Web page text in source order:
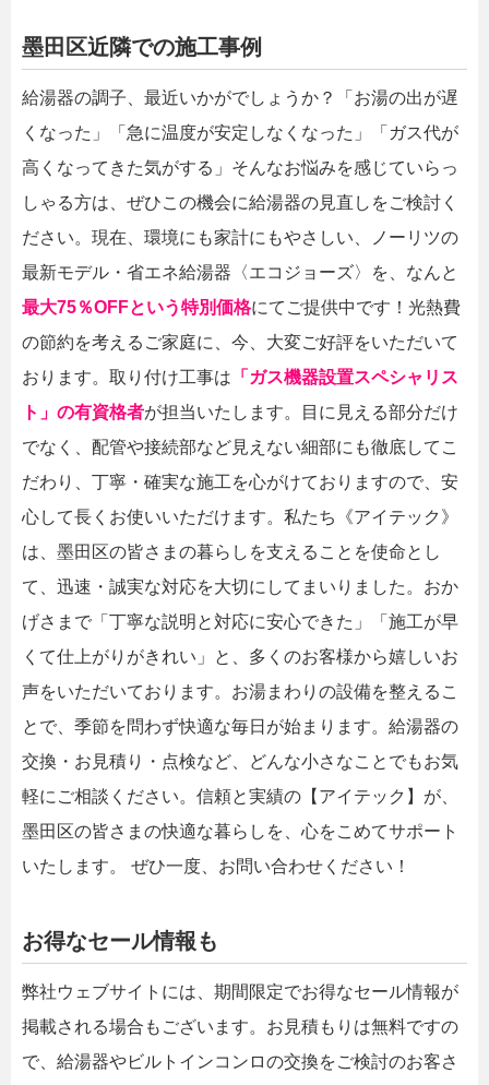
墨田区近隣での施工事例
給湯器の調子、最近いかがでしょうか？「お湯の出が遅
くなった」「急に温度が安定しなくなった」「ガス代が
高くなってきた気がする」そんなお悩みを感じていらっ
しゃる方は、ぜひこの機会に給湯器の見直しをご検討く
ださい。現在、環境にも家計にもやさしい、ノーリツの
最新モデル・省エネ給湯器〈エコジョーズ〉を、なんと
最大75％OFFという特別価格にてご提供中です！光熱費
の節約を考えるご家庭に、今、大変ご好評をいただいて
おります。取り付け工事は 「ガス機器設置スペシャリス
ト」の有資格者が担当いたします。目に見える部分だけ
でなく、配管や接続部など見えない細部にも徹底してこ
だわり、丁寧・確実な施工を心がけておりますので、安
心して長くお使いいただけます。私たち《アイテック》
は、墨田区の皆さまの暮らしを支えることを使命とし
て、迅速・誠実な対応を大切にしてまいりました。おか
げさまで「丁寧な説明と対応に安心できた」「施工が早
くて仕上がりがきれい」と、多くのお客様から嬉しいお
声をいただいております。お湯まわりの設備を整えるこ
とで、季節を問わず快適な毎日が始まります。給湯器の
交換・お見積り・点検など、どんな小さなことでもお気
軽にご相談ください。信頼と実績の【アイテック】が、
墨田区の皆さまの快適な暮らしを、心をこめてサポート
いたします。 ぜひ一度、お問い合わせください！
お得なセール情報も
弊社ウェブサイトには、期間限定でお得なセール情報が
掲載される場合もございます。お見積もりは無料ですの
で、給湯器やビルトインコンロの交換をご検討のお客さ